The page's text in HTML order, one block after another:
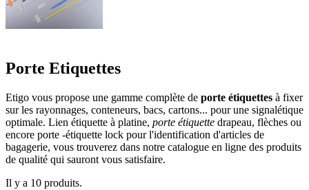
Porte Etiquettes
Etigo vous propose une gamme complète de porte étiquettes à fixer
sur les rayonnages, conteneurs, bacs, cartons... pour une signalétique
optimale. Lien étiquette à platine, porte étiquette drapeau, flèches ou
encore porte -étiquette lock pour l'identification d'articles de
bagagerie, vous trouverez dans notre catalogue en ligne des produits
de qualité qui sauront vous satisfaire.
Il y a 10 produits.